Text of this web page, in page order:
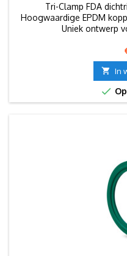
Tri-Clamp FDA
Hoogwaardige EPDM
Uniek ontwerp
 In
